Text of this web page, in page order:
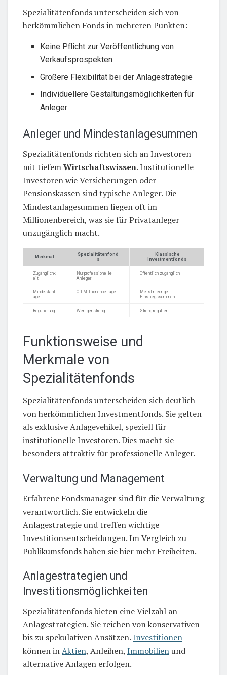
Spezialitätenfonds unterscheiden sich von
herkömmlichen Fonds in mehreren Punkten:
Keine Pflicht zur Veröffentlichung von
Verkaufsprospekten
Größere Flexibilität bei der Anlagestrategie
Individuellere Gestaltungsmöglichkeiten für
Anleger
Anleger und Mindestanlagesummen
Spezialitätenfonds richten sich an Investoren
mit tiefemWirtschaftswissen. Institutionelle
Investoren wie Versicherungen oder
Pensionskassen sind typische Anleger. Die
Mindestanlagesummen liegen oft im
Millionenbereich, was sie für Privatanleger
unzugänglich macht.
Merkmal
Spezialitätenfond
s
Klassische
Investmentfonds
Zugänglichk
eit
Nur professionelle
Anleger
Öffentlich zugänglich
Mindestanl
age
Oft Millionenbeträge
Meist niedrige
Einstiegssummen
Regulierung Weniger streng Streng reguliert
Funktionsweise und
Merkmale von
Spezialitätenfonds
Spezialitätenfonds unterscheiden sich deutlich
von herkömmlichen Investmentfonds. Sie gelten
als exklusive Anlagevehikel, speziell für
institutionelle Investoren. Dies macht sie
besonders attraktiv für professionelle Anleger.
Verwaltung und Management
Erfahrene Fondsmanager sind für die Verwaltung
verantwortlich. Sie entwickeln die
Anlagestrategie und treffen wichtige
Investitionsentscheidungen. Im Vergleich zu
Publikumsfonds haben sie hier mehr Freiheiten.
Anlagestrategien und
Investitionsmöglichkeiten
Spezialitätenfonds bieten eine Vielzahl an
Anlagestrategien. Sie reichen von konservativen
bis zu spekulativen Ansätzen.Investitionen
können inAktien, Anleihen, Immobilienund
alternative Anlagen erfolgen.